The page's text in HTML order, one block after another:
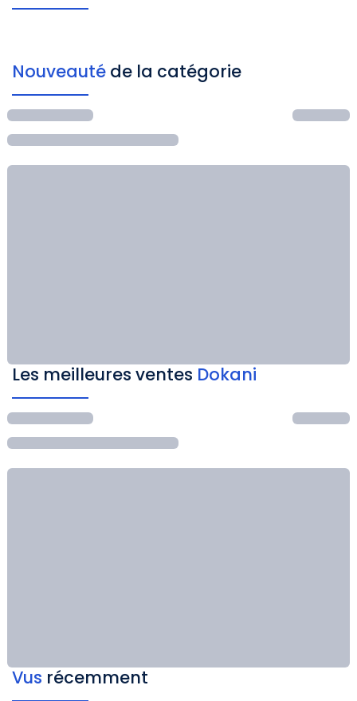
Nouveauté de la catégorie
Les meilleures ventes Dokani
Vus récemment